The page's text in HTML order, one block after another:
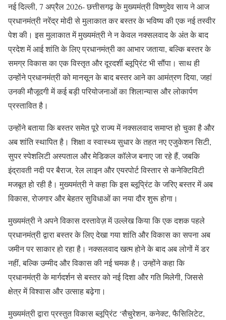
नई दिल्ली, 7 अप्रैल 2026- छत्तीसगढ़ के मुख्यमंत्री विष्णुदेव साय ने आज
प्रधानमंत्री नरेंद्र मोदी से मुलाकात कर बस्तर के भविष्य की एक नई तस्वीर
पेश की। इस मुलाकात में मुख्यमंत्री ने न केवल नक्सलवाद के अंत के बाद
प्रदेश में आई शांति के लिए प्रधानमंत्री का आभार जताया, बल्कि बस्तर के
समग्र विकास का एक विस्तृत और दूरदर्शी ब्लूप्रिंट भी सौंपा। साथ ही
उन्होंने प्रधानमंत्री को मानसून के बाद बस्तर आने का आमंत्रण दिया, जहां
उनकी मौजूदगी में कई बड़ी परियोजनाओं का शिलान्यास और लोकार्पण
प्रस्तावित है।
उन्होंने बताया कि बस्तर समेत पूरे राज्य में नक्सलवाद समाप्त हो चुका है और
अब शांति स्थापित है। शिक्षा व स्वास्थ्य सुधार के तहत नए एजुकेशन सिटी,
सुपर स्पेशलिटी अस्पताल और मेडिकल कॉलेज बनाए जा रहे हैं, जबकि
इंद्रावती नदी पर बैराज, रेल लाइन और एयरपोर्ट विस्तार से कनेक्टिविटी
मजबूत हो रही है। मुख्यमंत्री ने कहा कि इस ब्लूप्रिंट के जरिए बस्तर में अब
विकास, रोजगार और बेहतर सुविधाओं का नया दौर शुरू होगा।
मुख्यमंत्री ने अपने विकास दस्तावेज़ में उल्लेख किया कि एक दशक पहले
प्रधानमंत्री द्वारा बस्तर के लिए देखा गया शांति और विकास का सपना अब
जमीन पर साकार हो रहा है। नक्सलवाद खत्म होने के बाद अब लोगों में डर
नहीं, बल्कि उम्मीद और विकास की नई चमक है। उन्होंने कहा कि
प्रधानमंत्री के मार्गदर्शन से बस्तर को नई दिशा और गति मिलेगी, जिससे
क्षेत्र में विश्वास और उत्साह बढ़ेगा।
मुख्यमंत्री द्वारा प्रस्तुत विकास ब्लूप्रिंट ‘सैचुरेशन, कनेक्ट, फैसिलिटेट,